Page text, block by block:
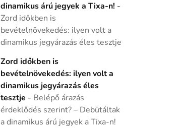
dinamikus árú jegyek a Tixa-n! -
Zord időkben is
bevételnövekedés: ilyen volt a
dinamikus jegyárazás éles tesztje
Zord időkben is
bevételnövekedés: ilyen volt a
dinamikus jegyárazás éles
tesztje - Belépő árazás
érdeklődés szerint? – Debütáltak
a dinamikus árú jegyek a Tixa-n!